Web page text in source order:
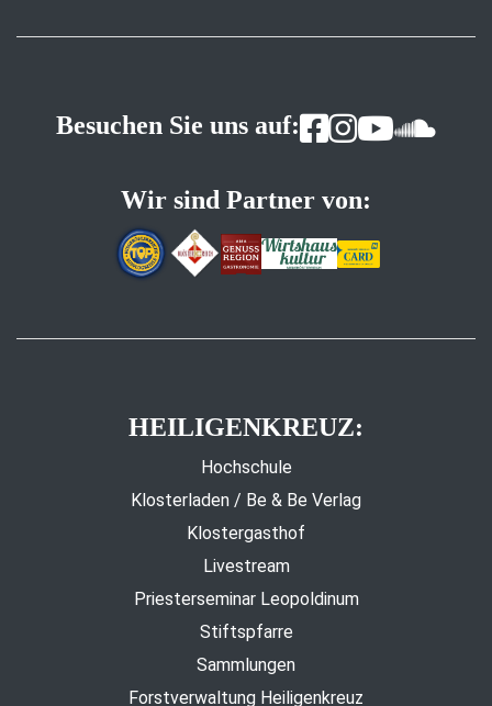
Besuchen Sie uns auf:
Wir sind Partner von:
HEILIGENKREUZ:
Hochschule
Klosterladen / Be & Be Verlag
Klostergasthof
Livestream
Priesterseminar Leopoldinum
Stiftspfarre
Sammlungen
Forstverwaltung Heiligenkreuz